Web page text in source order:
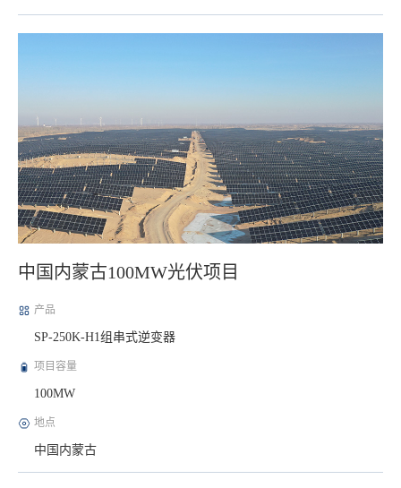
中国内蒙古100MW光伏项目
产品
SP-250K-H1组串式逆变器
项目容量
100MW
地点
中国内蒙古